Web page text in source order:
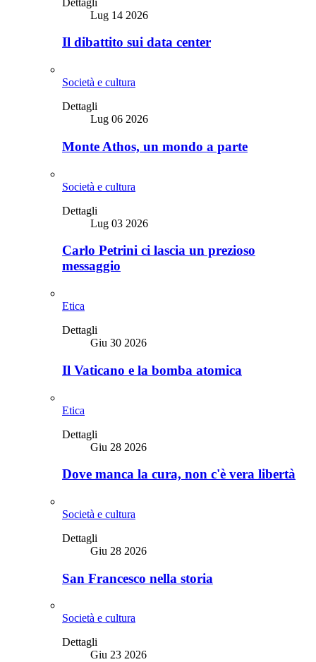
Lug 14 2026
Il dibattito sui data center
Società e cultura
Dettagli
Lug 06 2026
Monte Athos, un mondo a parte
Società e cultura
Dettagli
Lug 03 2026
Carlo Petrini ci lascia un prezioso
messaggio
Etica
Dettagli
Giu 30 2026
Il Vaticano e la bomba atomica
Etica
Dettagli
Giu 28 2026
Dove manca la cura, non c'è vera libertà
Società e cultura
Dettagli
Giu 28 2026
San Francesco nella storia
Società e cultura
Dettagli
Giu 23 2026